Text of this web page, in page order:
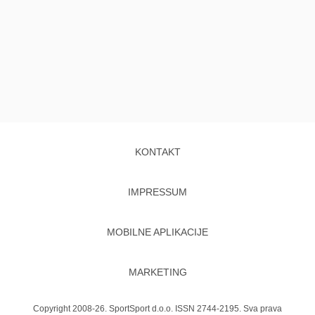
KONTAKT
IMPRESSUM
MOBILNE APLIKACIJE
MARKETING
Copyright 2008-26. SportSport d.o.o. ISSN 2744-2195. Sva prava